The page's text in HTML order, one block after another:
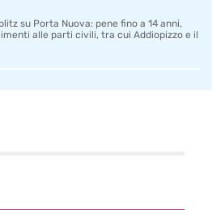
su Porta Nuova: pene fino a 14 anni,
alle parti civili, tra cui Addiopizzo e il